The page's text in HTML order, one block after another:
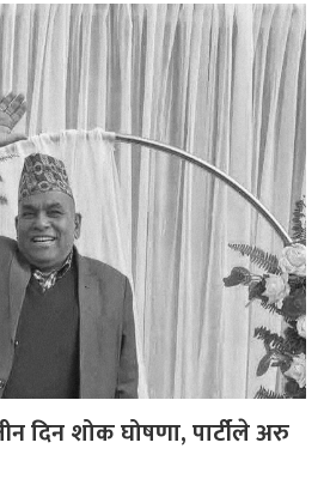
दिन शोक घोषणा, पार्टीले अरु